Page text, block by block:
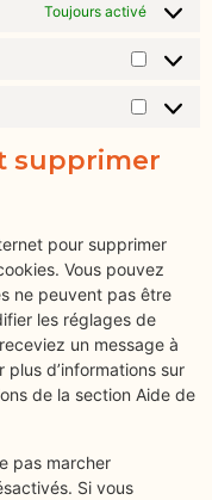
Toujours activé
supprimer
pour supprimer
Vous pouvez
ne peuvent pas être
les réglages de
un message à
plus d’informations sur
de la section Aide de
pas marcher
Si vous